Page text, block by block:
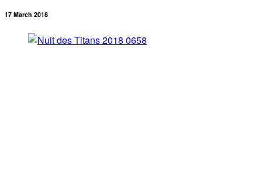
17 March 2018